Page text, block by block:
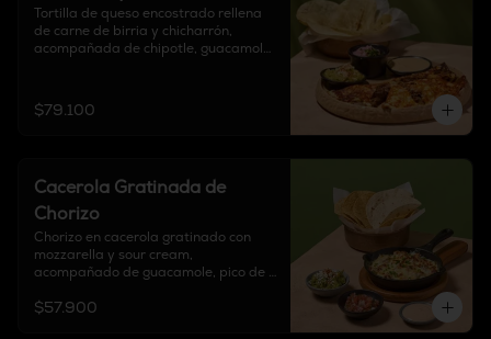
Tortilla de queso encostrado rellena
de carne de birria y chicharrón,
acompañada de chipotle, guacamole,
$79.100
Cacerola Gratinada de
Chorizo
Chorizo en cacerola gratinado con
mozzarella y sour cream,
acompañado de guacamole, pico de
a elección.
$57.900